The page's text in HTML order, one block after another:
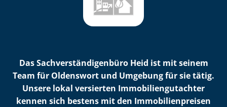
Das Sach­ver­stän­di­gen­bü­ro Heid ist mit seinem
Team für Oldenswort und Umgebung für sie tätig.
Unsere lokal versierten Im­mo­bi­li­en­gut­ach­ter
kennen sich bestens mit den Im­mo­bi­li­en­prei­sen